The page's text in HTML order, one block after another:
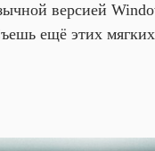
версией
ещё этих